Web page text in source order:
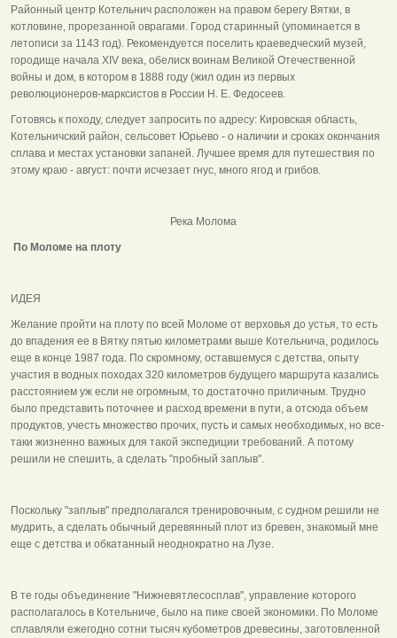
Районный центр Котельнич расположен на правом берегу Вятки, в
котловине, прорезанной оврагами. Город старинный (упоминается в
летописи за 1143 год). Рекомендуется поселить краеведческий музей,
городище начала XIV века, обелиск воинам Великой Отечественной
войны и дом, в котором в 1888 году (жил один из первых
революционеров-марксистов в России Н. Е. Федосеев.
Готовясь к походу, следует запросить по адресу: Кировская область,
Котельничский район, сельсовет Юрьево - о наличии и сроках окончания
сплава и местах установки запаней. Лучшее время для путешествия по
этому краю - август: почти исчезает гнус, много ягод и грибов.
Река Молома
По Моломе на плоту
ИДЕЯ
Желание пройти на плоту по всей Моломе от верховья до устья, то есть
до впадения ее в Вятку пятью километрами выше Котельнича, родилось
еще в конце 1987 года. По скромному, оставшемуся с детства, опыту
участия в водных походах 320 километров будущего маршрута казались
расстоянием уж если не огромным, то достаточно приличным. Трудно
было представить поточнее и расход времени в пути, а отсюда объем
продуктов, учесть множество прочих, пусть и самых необходимых, но все-
таки жизненно важных для такой экспедиции требований. А потому
решили не спешить, а сделать "пробный заплыв".
Поскольку "заплыв" предполагался тренировочным, с судном решили не
мудрить, а сделать обычный деревянный плот из бревен, знакомый мне
еще с детства и обкатанный неоднократно на Лузе.
В те годы объединение "Нижневятлесосплав", управление которого
располагалось в Котельниче, было на пике своей экономики. По Моломе
сплавляли ежегодно сотни тысяч кубометров древесины, заготовленной